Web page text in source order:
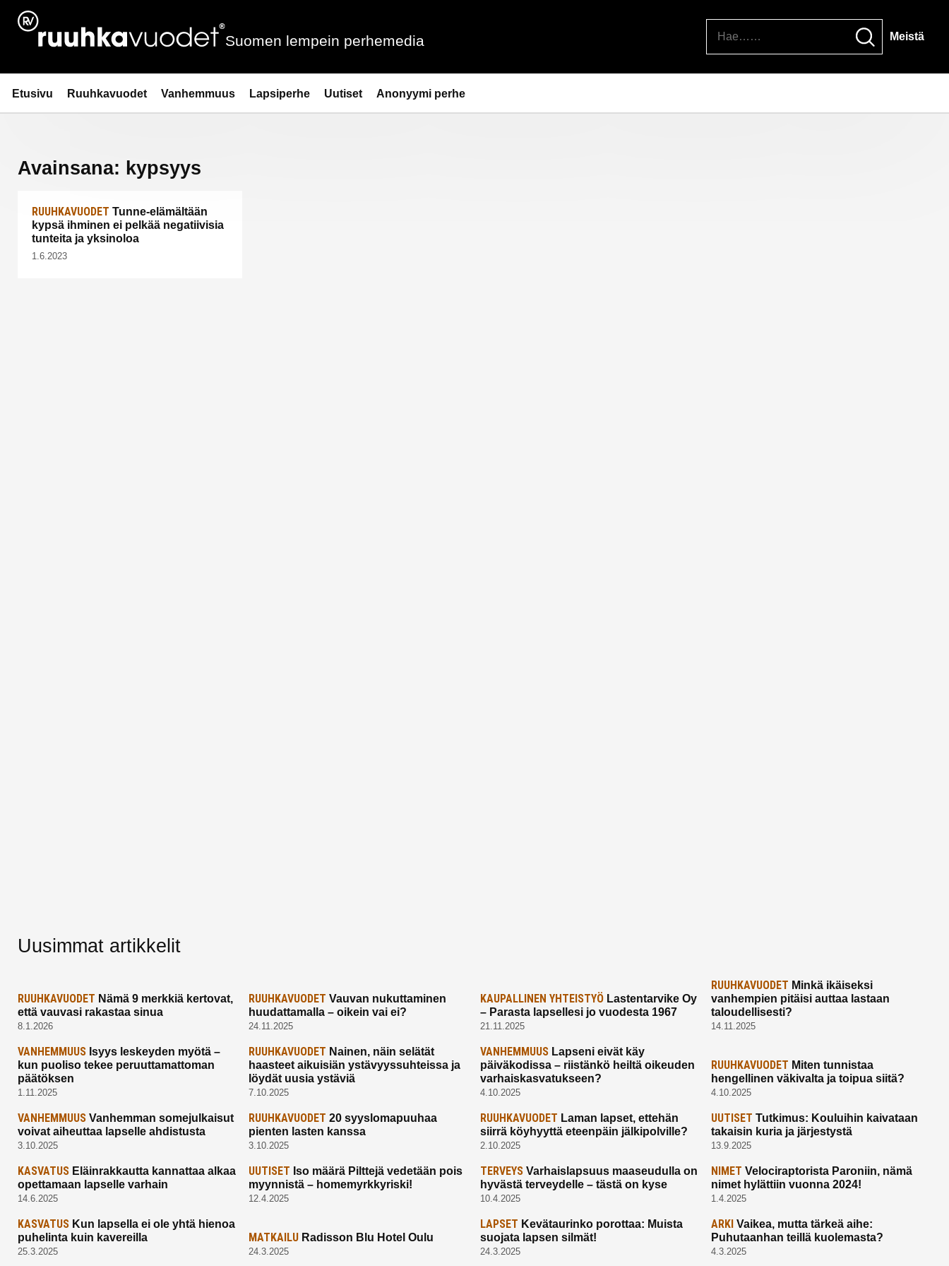
Siirry
sisältöön
Ruuhkavuodet.fi
Suomen lempein perhemedia Meistä
Etusivu Ruuhkavuodet Vanhemmuus Lapsiperhe Uutiset Anonyymi perhe
Avainsana: kypsyys
RUUHKAVUODET Tunne-elämältään
kypsä ihminen ei pelkää negatiivisia
tunteita ja yksinoloa
1.6.2023
Uusimmat artikkelit
RUUHKAVUODET Nämä 9 merkkiä kertovat,
että vauvasi rakastaa sinua
8.1.2026
RUUHKAVUODET Vauvan nukuttaminen
huudattamalla – oikein vai ei?
24.11.2025
KAUPALLINEN YHTEISTYÖLastentarvike Oy
– Parasta lapsellesi jo vuodesta 1967
21.11.2025
RUUHKAVUODET Minkä ikäiseksi
vanhempien pitäisi auttaa lastaan
taloudellisesti?
14.11.2025
VANHEMMUUS Isyys leskeyden myötä –
kun puoliso tekee peruuttamattoman
päätöksen
1.11.2025
RUUHKAVUODET Nainen, näin selätät
haasteet aikuisiän ystävyyssuhteissa ja
löydät uusia ystäviä
7.10.2025
VANHEMMUUSLapseni eivät käy
päiväkodissa – riistänkö heiltä oikeuden
varhaiskasvatukseen?
4.10.2025
RUUHKAVUODET Miten tunnistaa
hengellinen väkivalta ja toipua siitä?
4.10.2025
VANHEMMUUS Vanhemman somejulkaisut
voivat aiheuttaa lapselle ahdistusta
3.10.2025
RUUHKAVUODET 20 syyslomapuuhaa
pienten lasten kanssa
3.10.2025
RUUHKAVUODET Laman lapset, ettehän
siirrä köyhyyttä eteenpäin jälkipolville?
2.10.2025
UUTISET Tutkimus: Kouluihin kaivataan
takaisin kuria ja järjestystä
13.9.2025
KASVATUS Eläinrakkautta kannattaa alkaa
opettamaan lapselle varhain
14.6.2025
UUTISET Iso määrä Pilttejä vedetään pois
myynnistä – homemyrkkyriski!
12.4.2025
TERVEYSVarhaislapsuus maaseudulla on
hyvästä terveydelle – tästä on kyse
10.4.2025
NIMET Velociraptorista Paroniin, nämä
nimet hylättiin vuonna 2024!
1.4.2025
KASVATUS Kun lapsella ei ole yhtä hienoa
puhelinta kuin kavereilla
25.3.2025
MATKAILU Radisson Blu Hotel Oulu
24.3.2025
LAPSET Kevätaurinko porottaa: Muista
suojata lapsen silmät!
24.3.2025
ARKI Vaikea, mutta tärkeä aihe:
Puhutaanhan teillä kuolemasta?
4.3.2025